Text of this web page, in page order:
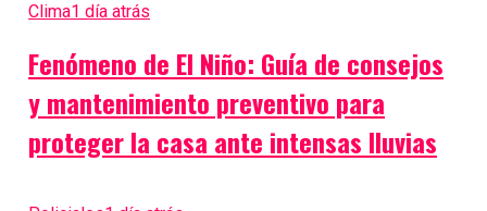
Clima1 día atrás
Fenómeno de El Niño: Guía de consejos
y mantenimiento preventivo para
proteger la casa ante intensas lluvias